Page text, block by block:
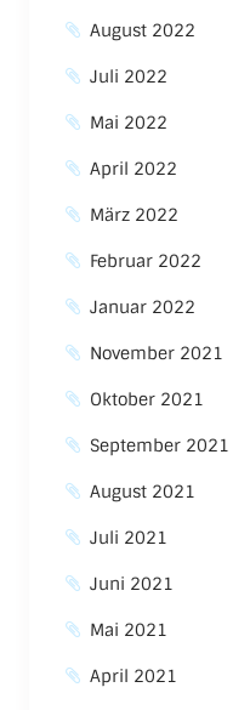
August 2022
Juli 2022
Mai 2022
April 2022
März 2022
Februar 2022
Januar 2022
November 2021
Oktober 2021
September 2021
August 2021
Juli 2021
Juni 2021
Mai 2021
April 2021